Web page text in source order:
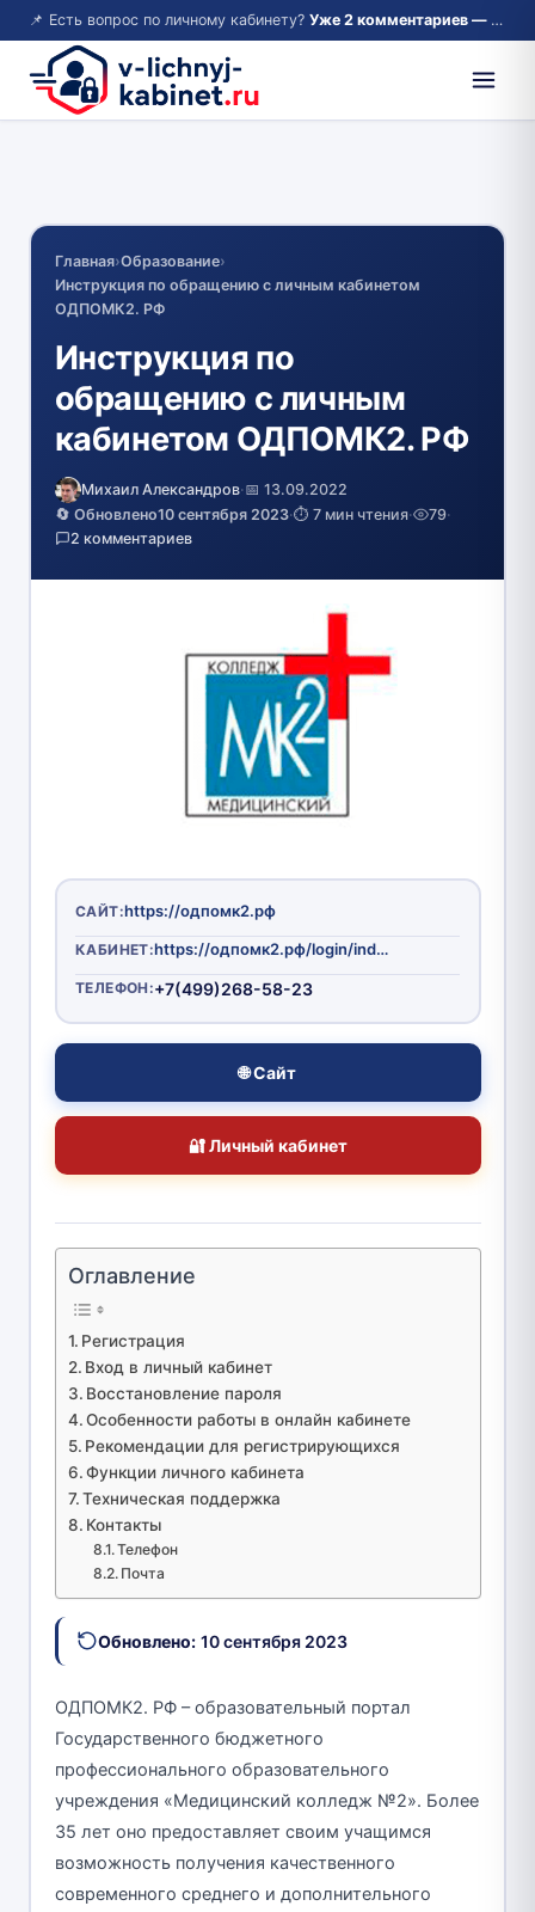
📌 Есть вопрос по личному кабинету? Уже 2 комментариев — возможно, ответ там!
Главная›Образование›
Инструкция по обращению с личным кабинетом
ОДПОМК2. РФ
Инструкция по
обращению с личным
кабинетом ОДПОМК2. РФ
Михаил Александров·📅 13.09.2022
🔄 Обновлено10 сентября 2023·⏱️ 7 мин чтения· 79·
2 комментариев
САЙТ:https://одпомк2.рф
КАБИНЕТ: https://одпомк2.рф/login/index.php
ТЕЛЕФОН:+7(499)268-58-23
🌐 Сайт
🔐 Личный кабинет
Оглавление
Регистрация
Вход в личный кабинет
Восстановление пароля
Особенности работы в онлайн кабинете
Рекомендации для регистрирующихся
Функции личного кабинета
Техническая поддержка
Контакты
Телефон
Почта
Обновлено: 10 сентября 2023
ОДПОМК2. РФ – образовательный портал
Государственного бюджетного
профессионального образовательного
учреждения «Медицинский колледж №2». Более
35 лет оно предоставляет своим учащимся
возможность получения качественного
современного среднего и дополнительного